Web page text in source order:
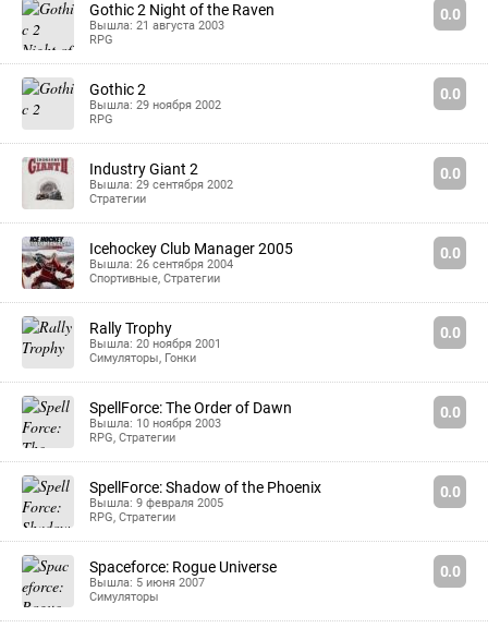
Gothic 2 Night of the Raven
Вышла: 21 августа 2003
RPG
0.0
Gothic 2
Вышла: 29 ноября 2002
RPG
0.0
Industry Giant 2
Вышла: 29 сентября 2002
Стратегии
0.0
Icehockey Club Manager 2005
Вышла: 26 сентября 2004
Спортивные, Стратегии
0.0
Rally Trophy
Вышла: 20 ноября 2001
Симуляторы, Гонки
0.0
SpellForce: The Order of Dawn
Вышла: 10 ноября 2003
RPG, Стратегии
0.0
SpellForce: Shadow of the Phoenix
Вышла: 9 февраля 2005
RPG, Стратегии
0.0
Spaceforce: Rogue Universe
Вышла: 5 июня 2007
Симуляторы
0.0